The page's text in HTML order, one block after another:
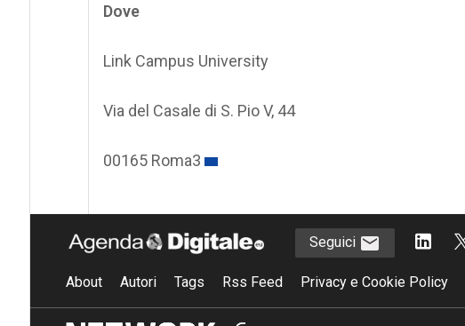
Dove
Link Campus University
Via del Casale di S. Pio V, 44
00165 Roma3
Seguici
About Autori Tags Rss Feed Privacy e Cookie Policy